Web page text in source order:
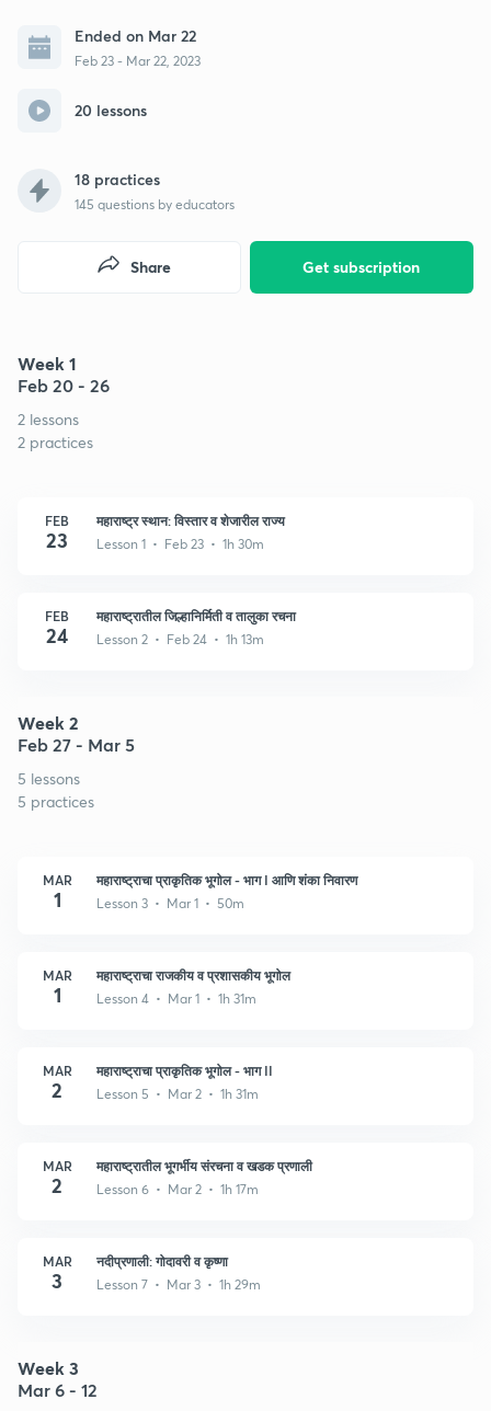
Ended on Mar 22
Feb 23 - Mar 22, 2023
20 lessons
18 practices
145 questions by educators
Get subscription
Share
Week 1
Feb 20 - 26
2 lessons
2 practices
FEB
23
महाराष्ट्र स्थान: विस्तार व शेजारील राज्य
Lesson 1 • Feb 23 • 1h 30m
FEB
24
महाराष्ट्रातील जिल्हानिर्मिती व तालुका रचना
Lesson 2 • Feb 24 • 1h 13m
Week 2
Feb 27 - Mar 5
5 lessons
5 practices
MAR
1
महाराष्ट्राचा प्राकृतिक भूगोल - भाग I आणि शंका निवारण
Lesson 3 • Mar 1 • 50m
MAR
1
महाराष्ट्राचा राजकीय व प्रशासकीय भूगोल
Lesson 4 • Mar 1 • 1h 31m
MAR
2
महाराष्ट्राचा प्राकृतिक भूगोल - भाग II
Lesson 5 • Mar 2 • 1h 31m
MAR
2
महाराष्ट्रातील भूगर्भीय संरचना व खडक प्रणाली
Lesson 6 • Mar 2 • 1h 17m
MAR
3
नदीप्रणाली: गोदावरी व कृष्णा
Lesson 7 • Mar 3 • 1h 29m
Week 3
Mar 6 - 12